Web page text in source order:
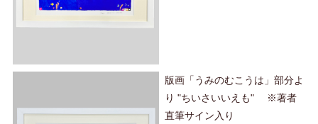
版画「うみのむこうは」部分よ
り "ちいさいいえも" ※著者
直筆サイン入り